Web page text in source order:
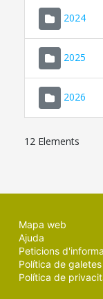
2024
2025
2026
12 Elements
Mapa web
Ajuda
Peticions
Política de galetes
Política de